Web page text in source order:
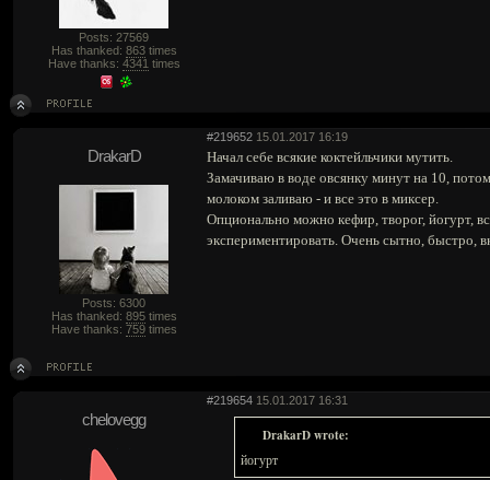
Posts: 27569
Has thanked: 863times
Have thanks: 4341 times
#219652 15.01.2017 16:19
DrakarD
Posts: 6300
Has thanked: 895times
Have thanks: 759times
Начал себе всякие коктейльчики мутить.
Замачиваю в воде овсянку минут на 10,
молоком заливаю - и все это в миксер.
Опционально можно кефир, творог, йогурт,
экспериментировать. Очень сытно, быстро,
#219654 15.01.2017 16:31
chelovegg
DrakarD wrote:
йогурт